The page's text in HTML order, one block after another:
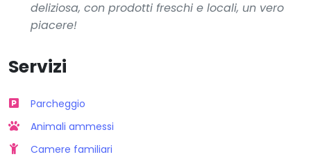
deliziosa, con prodotti freschi e locali, un vero
piacere!
Servizi
Parcheggio
Animali ammessi
Camere familiari